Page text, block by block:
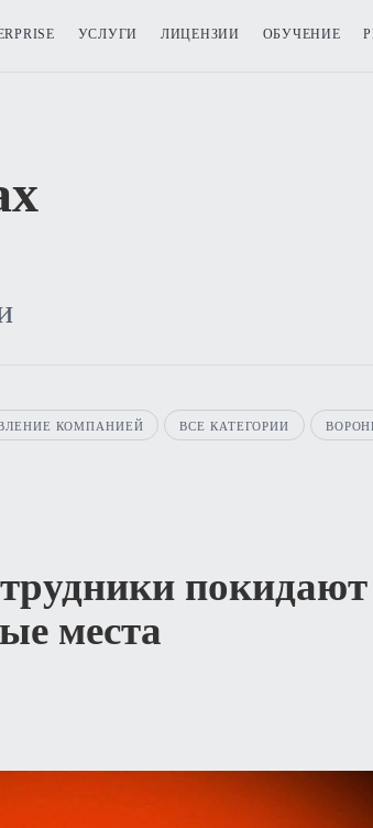
УСЛУГИ ЛИЦЕНЗИИ ОБУЧЕНИЕ
КОМПАНИЕЙ ВСЕ КАТЕГОРИИ
покидают
места